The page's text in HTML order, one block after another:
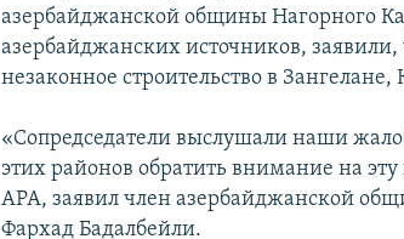
азербайджанской общины Нагорного
азербайджанских источников, заявили,
незаконное строительство в
«Сопредседатели выслушали наши
этих районов обратить внимание на
APA, заявил член азербайджанской
Фархад Бадалбейли.